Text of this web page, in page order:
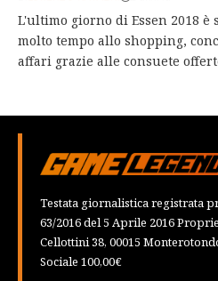
L'ultimo giorno di Essen 2018 è
molto tempo allo shopping,
affari grazie alle consuete
Testata giornalistica registrata
63/2016 del 5 Aprile 2016
Cellottini 38, 00015
Sociale 100,00€